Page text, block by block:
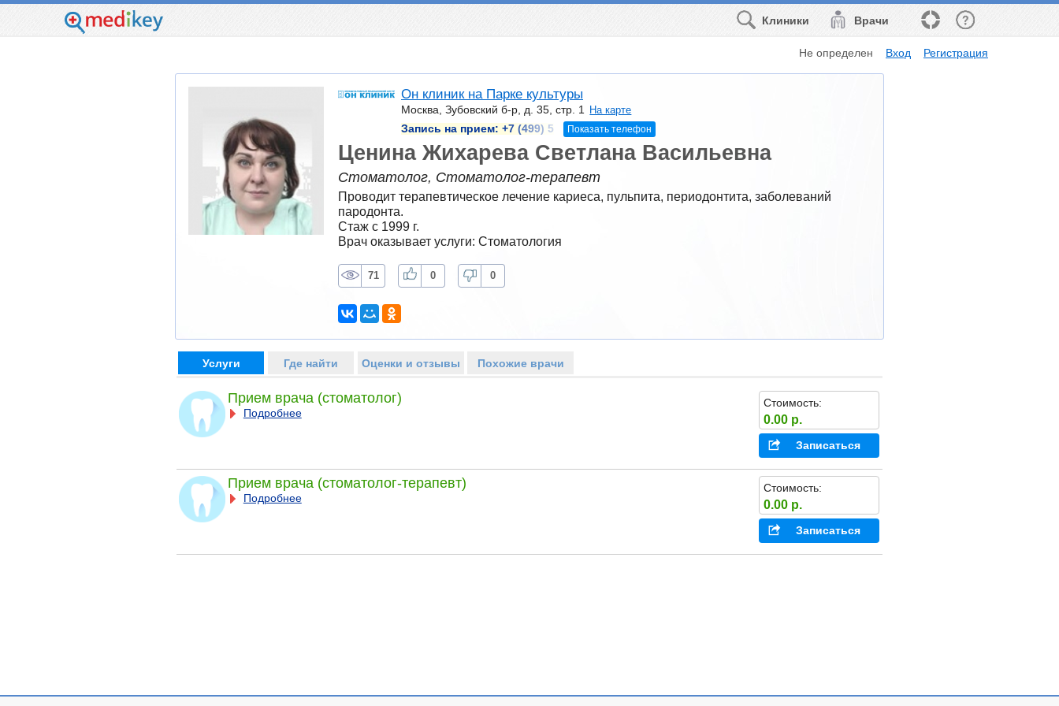
Врачи
Клиники
Не определен Вход Регистрация
Он клиник на Парке культуры
Москва, Зубовский б-р, д. 35, стр. 1
На карте
Запись на прием: +7 (499) 5 Показать телефон
Ценина Жихарева Светлана Васильевна
Стоматолог, Стоматолог-терапевт
Проводит терапевтическое лечение кариеса, пульпита, периодонтита, заболеваний
пародонта.
Стаж с 1999 г.
Врач оказывает услуги: Стоматология
71 0 0
Услуги Где найти Оценки и отзывы Похожие врачи
Прием врача (стоматолог)
Подробнее
Стоимость:
0.00 р.
Записаться
Прием врача (стоматолог-терапевт)
Подробнее
Стоимость:
0.00 р.
Записаться